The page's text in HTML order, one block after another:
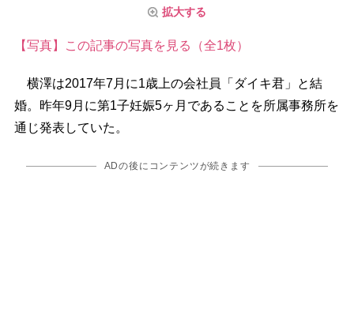
拡大する
【写真】この記事の写真を見る（全1枚）
横澤は2017年7月に1歳上の会社員「ダイキ君」と結
婚。昨年9月に第1子妊娠5ヶ月であることを所属事務所を
通じ発表していた。
ADの後にコンテンツが続きます